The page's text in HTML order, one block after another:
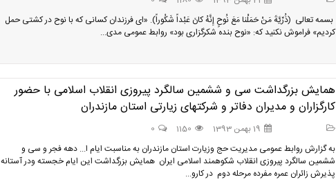
بسمه تعالی (ذُرِّيَّةَ مَنْ حَمَلْنا مَعَ نُوحٍ إِنَّهُ كانَ عَبْداً شَكُوراً). «اى فرزندان كسانى كه با نوح در كشتى حمل
كرديم» فراموش نكنيد كه: «نوح بنده شكرگزارى بود» روابط عمومی مدی...
همایش بزرگداشت سی و ششمین سالگرد پیروزی انقلاب اسلامی با حضور
کارگزاران و مدیران دفاتر و شرکتهای زیارتی استان مازندران
19 بهمن 1393 1150
0
به گزارش روابط عمومی مدیریت حج وزیارت استان مازندران به مناسبت ایام ا... دهه فجر و سی و
ششمین سالگرد پیروزی انقلاب شکوهمند اسلامی ایران همایش بزرگداشت این ایام خجسته ودر آستانه
پذیرش زائران عمره مفرده مرحله دوم در کارو...